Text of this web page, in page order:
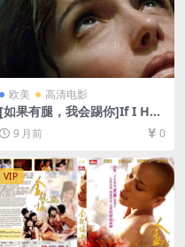
欧美 高清电影
[如果有腿，我会踢你]If I Had
Legs I’d Kick You (2025)[百
度网盘+夸克网盘1080P超清
未删减资源][网盘在线播放/下
载][MP4/8GB][中英字幕]
9 月前 0
VIP